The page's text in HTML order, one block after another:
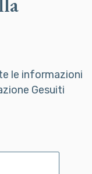
le informazioni
Gesuiti